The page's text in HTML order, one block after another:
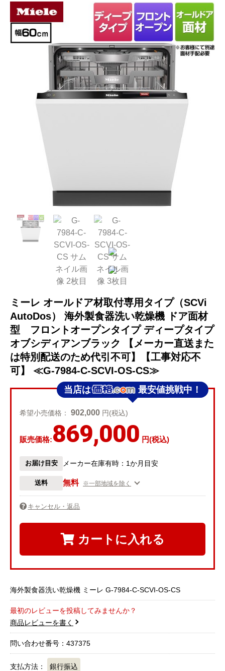
ミーレ オールドア材取付専用タイプ（SCVi
AutoDos） 海外製食器洗い乾燥機 ドア面材
型 フロントオープンタイプ ディープタイプ
オブシディアンブラック 【メーカー直送また
は特別配送のため代引不可】【工事対応不
可】 ≪G-7984-C-SCVI-OS-CS≫
当店は 最安値挑戦中！
希望小売価格：902,000 円(税込)
販売価格:869,000 円(税込)
お届け目安 メーカー在庫有時：1か月目安
送料 無料 ※一部地域を除く
キャンセル・返品
カートに入れる
海外製食器洗い乾燥機 ミーレ G-7984-C-SCVI-OS-CS
最初のレビューを投稿してみませんか？
商品レビューを書く
問い合わせ番号：437375
支払方法： 銀行振込